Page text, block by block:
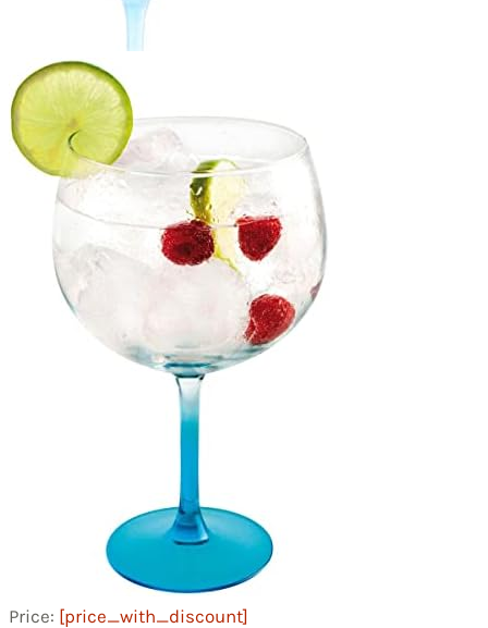
Price: [price_with_discount]